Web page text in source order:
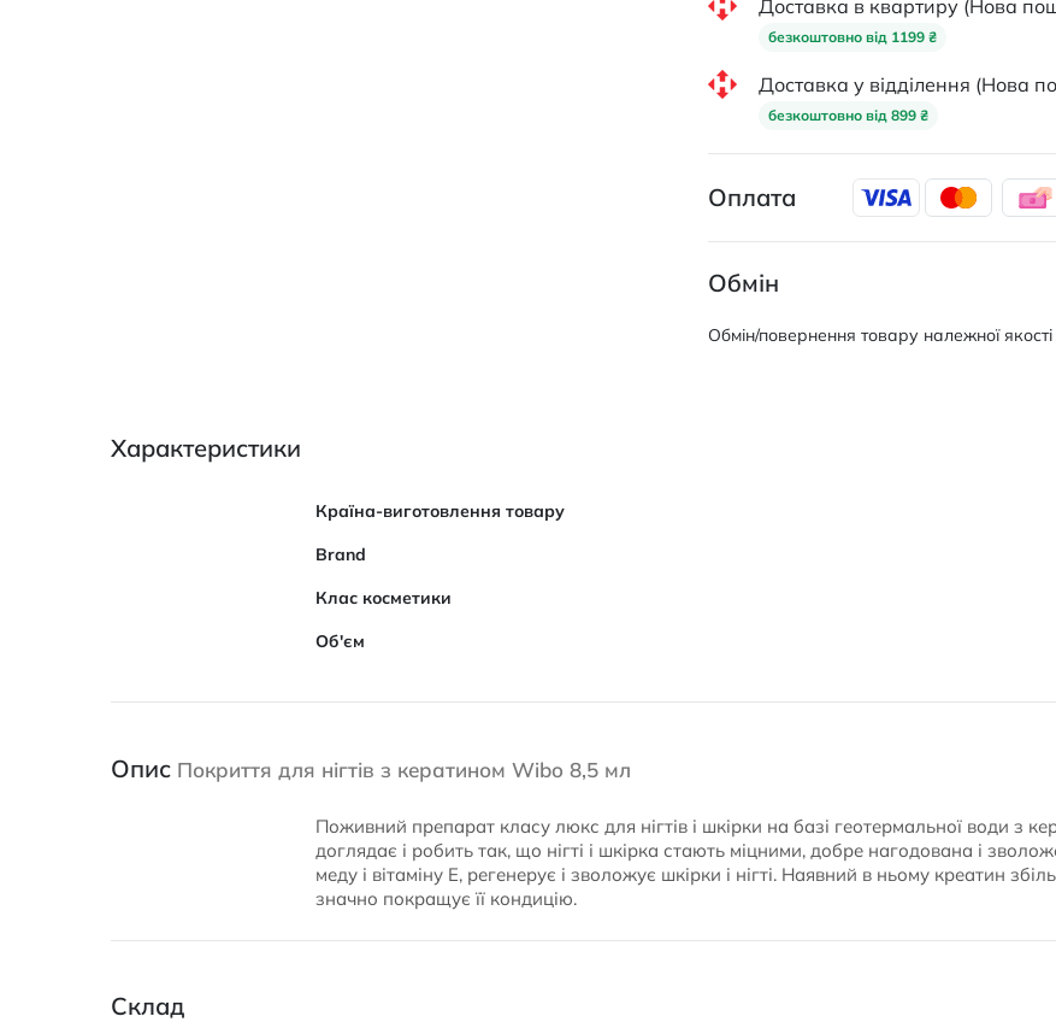
Доставка в квартиру (Нова
безкоштовно від 1199 ₴
Доставка у відділення (Нова
безкоштовно від 899 ₴
Оплата
Обмін
Обмін/повернення товару належної
Характеристики
Характеристики
Країна-виготовлення товару
Brand
Клас косметики
Об'єм
Опис Покриття для нігтів з кератином Wibo 8,5 мл
Поживний препарат класу люкс для нігтів і шкірки на базі геотермальної води з
доглядає і робить так, що нігті і шкірка стають міцними, добре нагодована і
меду і вітаміну E, регенерує і зволожує шкірки і нігті. Наявний в ньому креатин
значно покращує її кондицію.
Склад